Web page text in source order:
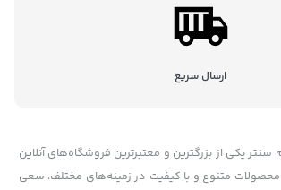
ارسال سریع
سنتر یکی از بزرگترین و معتبرترین فروشگاه‌های آنلاین
محصولات متنوع و با کیفیت در زمینه‌های مختلف، سعی